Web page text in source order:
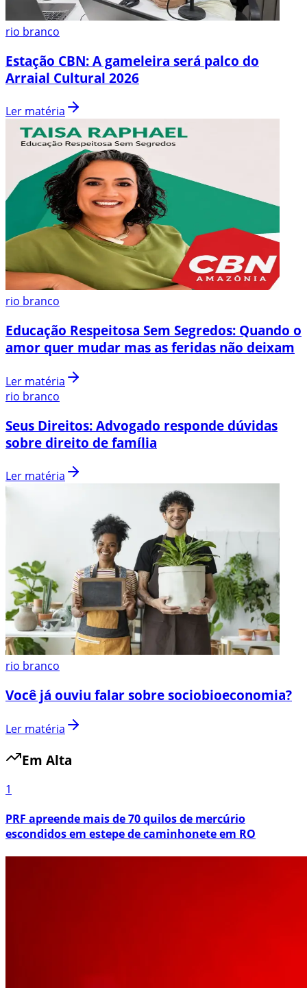
rio branco
Estação CBN: A gameleira será palco do
Arraial Cultural 2026
Ler matéria
rio branco
Educação Respeitosa Sem Segredos: Quando o
amor quer mudar mas as feridas não deixam
Ler matéria
rio branco
Seus Direitos: Advogado responde dúvidas
sobre direito de família
Ler matéria
rio branco
Você já ouviu falar sobre sociobioeconomia?
Ler matéria
Em Alta
1
PRF apreende mais de 70 quilos de mercúrio
escondidos em estepe de caminhonete em RO